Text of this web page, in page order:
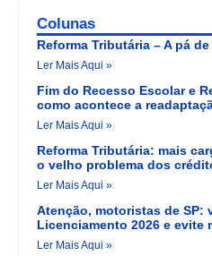
Colunas
Reforma Tributária – A pá
Ler Mais Aqui »
Fim do Recesso Escolar e
como acontece a
Ler Mais Aqui »
Reforma Tributária: mais
o velho problema dos
Ler Mais Aqui »
Atenção, motoristas de SP:
Licenciamento 2026 e evite
Ler Mais Aqui »